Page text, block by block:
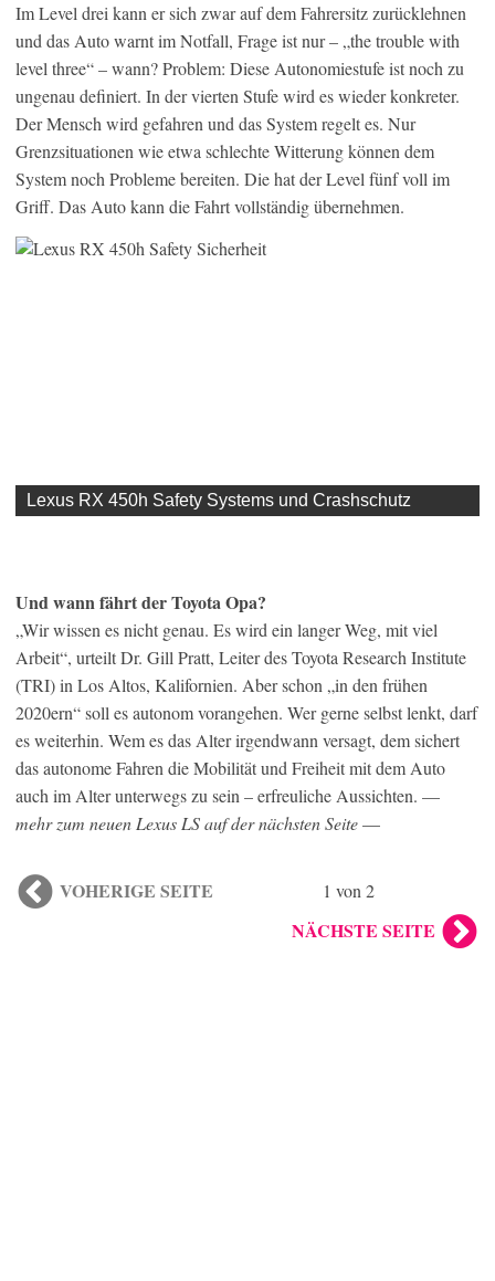
Im Level drei kann er sich zwar auf dem Fahrersitz zurücklehnen
und das Auto warnt im Notfall, Frage ist nur – „the trouble with
level three“ – wann? Problem: Diese Autonomiestufe ist noch zu
ungenau definiert. In der vierten Stufe wird es wieder konkreter.
Der Mensch wird gefahren und das System regelt es. Nur
Grenzsituationen wie etwa schlechte Witterung können dem
System noch Probleme bereiten. Die hat der Level fünf voll im
Griff. Das Auto kann die Fahrt vollständig übernehmen.
Lexus RX 450h Safety Systems und Crashschutz
Und wann fährt der Toyota Opa?
„Wir wissen es nicht genau. Es wird ein langer Weg, mit viel
Arbeit“, urteilt Dr. Gill Pratt, Leiter des Toyota Research Institute
(TRI) in Los Altos, Kalifornien. Aber schon „in den frühen
2020ern“ soll es autonom vorangehen. Wer gerne selbst lenkt, darf
es weiterhin. Wem es das Alter irgendwann versagt, dem sichert
das autonome Fahren die Mobilität und Freiheit mit dem Auto
auch im Alter unterwegs zu sein – erfreuliche Aussichten. —
mehr zum neuen Lexus LS auf der nächsten Seite—
VOHERIGE SEITE 1 von 2
NÄCHSTE SEITE